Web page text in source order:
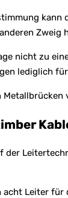
Zweig
nicht zu
lediglich
der
acht Leiter